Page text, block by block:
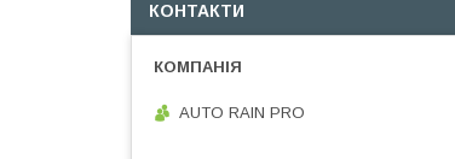
КОНТАКТИ
AUTO RAIN PRO